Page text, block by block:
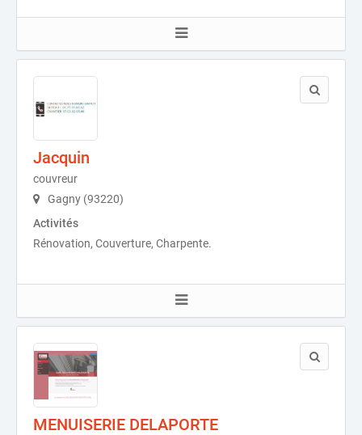
Jacquin
couvreur
Gagny (93220)
Activités
Rénovation, Couverture, Charpente.
MENUISERIE DELAPORTE